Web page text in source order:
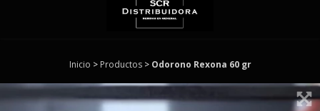
Inicio > Productos > Odorono Rexona 60 gr